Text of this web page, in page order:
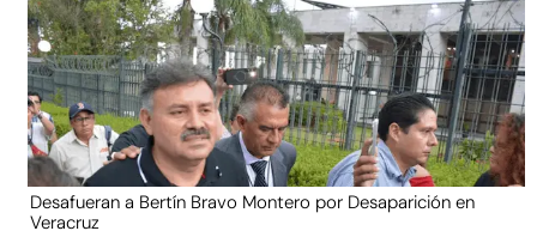
Desafueran a Bertín Bravo Montero por Desaparición en
Veracruz